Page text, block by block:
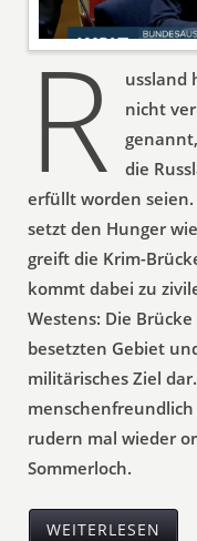
R
ussland
nicht
die
erfüllt worden
setzt den Hunger
greift die Krim-
kommt dabei zu
Westens: Die
besetzten Gebiet
militärisches Ziel
rudern mal wieder
Sommerloch.
WEITERLESEN